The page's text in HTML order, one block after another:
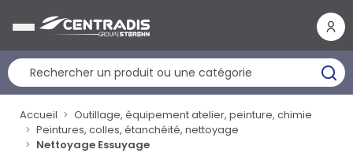
Accueil
Outillage, équipement atelier, peinture, chimie
Peintures, colles, étanchéité, nettoyage
Nettoyage Essuyage